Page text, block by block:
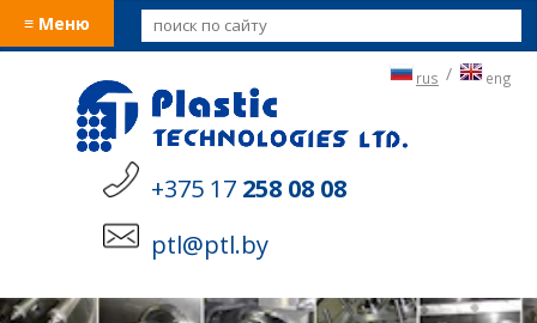
≡ Меню
rus / eng
+375 17 258 08 08
ptl@ptl.by